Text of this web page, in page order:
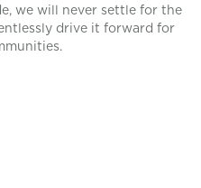
we will never settle for the
drive it forward for